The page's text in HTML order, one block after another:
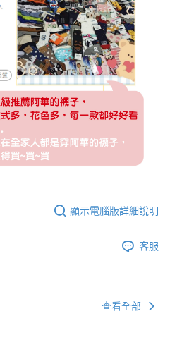
顯示電腦版詳細說明
客服
查看全部